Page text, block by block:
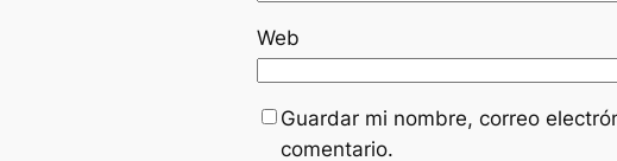
Web
Guardar mi nombre, correo
comentario.